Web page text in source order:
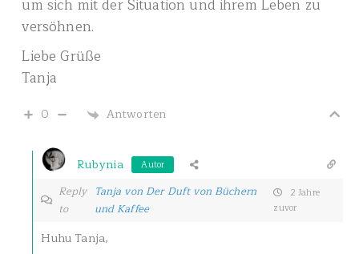
um sich mit der Situation und ihrem Leben zu
versöhnen.
Liebe Grüße
Tanja
0 Antworten
Rubynia Autor
Reply
to
Tanja von Der Duft von Büchern
und Kaffee
2 Jahre
zuvor
Huhu Tanja,